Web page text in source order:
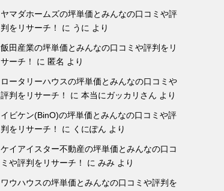
ヤマダホームズの坪単価とみんなの口コミや評
判をリサーチ！
に うに より
飯田産業の坪単価とみんなの口コミや評判をリ
サーチ！
に 匿名 より
ロータリーハウスの坪単価とみんなの口コミや
評判をリサーチ！
に 本当にガッカリさん より
イビケン(BinO)の坪単価とみんなの口コミや評
判をリサーチ！
に くにぽん より
ケイアイスター不動産の坪単価とみんなの口コ
ミや評判をリサーチ！
に みみ より
ワウハウスの坪単価とみんなの口コミや評判を